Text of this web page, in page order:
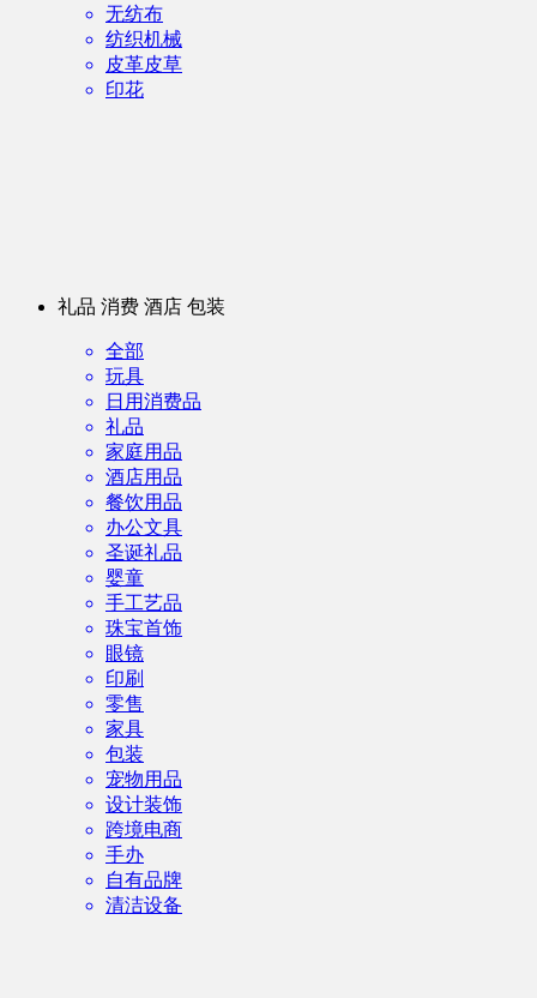
无纺布
纺织机械
皮革皮草
印花
礼品 消费 酒店 包装
全部
玩具
日用消费品
礼品
家庭用品
酒店用品
餐饮用品
办公文具
圣诞礼品
婴童
手工艺品
珠宝首饰
眼镜
印刷
零售
家具
包装
宠物用品
设计装饰
跨境电商
手办
自有品牌
清洁设备